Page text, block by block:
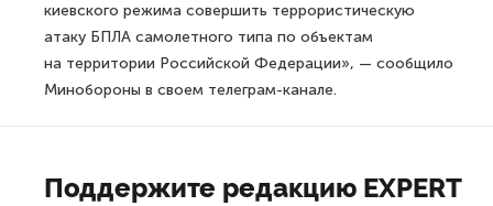
киевского режима совершить террористическую
атаку БПЛА самолетного типа по объектам
на территории Российской Федерации», — сообщило
Минобороны в своем телеграм-канале.
Поддержите редакцию EXPERT